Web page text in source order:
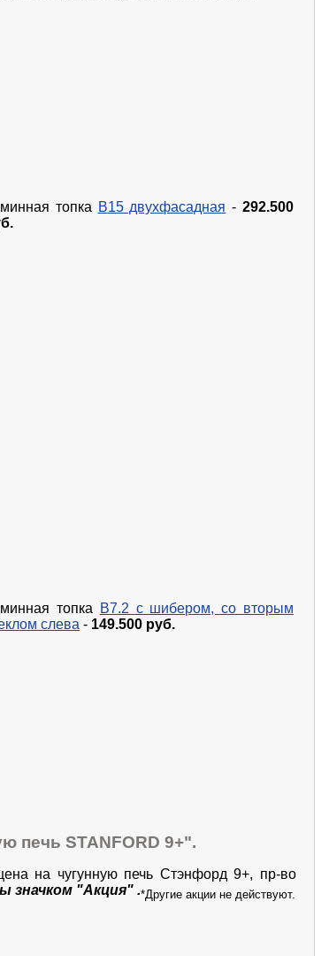
топка В15 двухфасадная -292.500
топка
В7.2 с шибером, со вторым
слева - 149.500 руб.
печь STANFORD 9+".
на чугунную печь Стэнфорд 9+, пр-во
значком "Акция" .*Другие акции не действуют.